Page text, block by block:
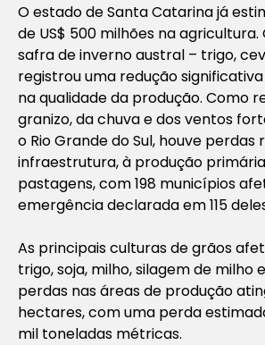
O estado de Santa Catarina já
de US$ 500 milhões na
safra de inverno austral – trigo,
registrou uma redução
na qualidade da produção. Como
granizo, da chuva e dos ventos
o Rio Grande do Sul, houve perdas
infraestrutura, à produção
pastagens, com 198 municípios
emergência declarada em 115
As principais culturas de grãos
trigo, soja, milho, silagem de milho
perdas nas áreas de produção
hectares, com uma perda
mil toneladas métricas.